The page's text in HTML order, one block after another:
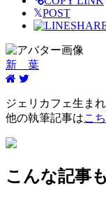
𝕏POST
新 葉
ジェリカフェ生ま
他の執筆記事はこ
こんな記事